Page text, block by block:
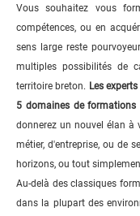
Vous souhaitez vous
compétences, ou en
sens large reste
multiples possibilités de
territoire breton. Les
5 domaines de formations
donnerez un nouvel élan à
métier, d'entreprise, ou de
horizons, ou tout
Au-delà des classiques
dans la plupart des